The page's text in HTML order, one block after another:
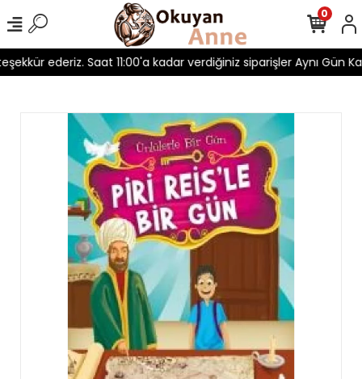
ederiz. Saat 11:00'a kadar verdiğiniz siparişler Aynı Gün
0